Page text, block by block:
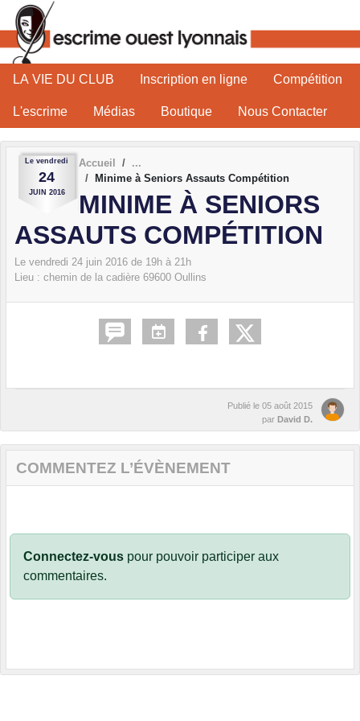
LA VIE DU CLUB Inscription en ligne Compétition
L'escrime Médias Boutique Nous Contacter
Le vendredi
24
JUIN 2016
Accueil
Minime à Seniors Assauts Compétition
MINIME À SENIORS
ASSAUTS COMPÉTITION
Le vendredi 24 juin 2016 de 19h à 21h
Lieu : chemin de la cadière 69600 Oullins
Publié le 05 août 2015
par David D.
COMMENTEZ L’ÉVÈNEMENT
Connectez-vous pour pouvoir participer aux
commentaires.
Panneau de gestion des cookies